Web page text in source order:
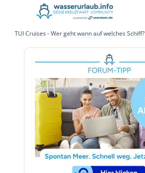
TUI Cruises - Wer geht wann auf welches Schiff?